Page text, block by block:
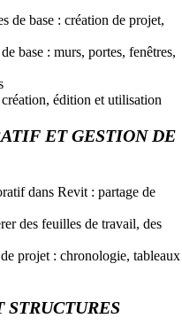
de base : création de projet,
base : murs, portes, fenêtres,
édition et utilisation
ET GESTION DE
dans Revit : partage de
des feuilles de travail, des
projet : chronologie, tableaux
STRUCTURES